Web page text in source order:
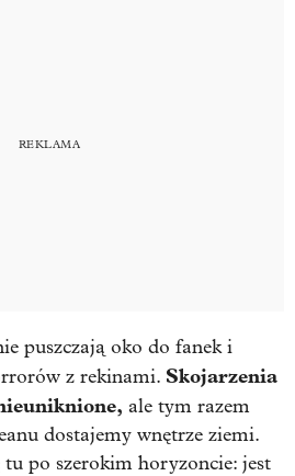
puszczają oko do fanek i
z rekinami. Skojarzenia
ale tym razem
dostajemy wnętrze ziemi.
po szerokim horyzoncie: jest